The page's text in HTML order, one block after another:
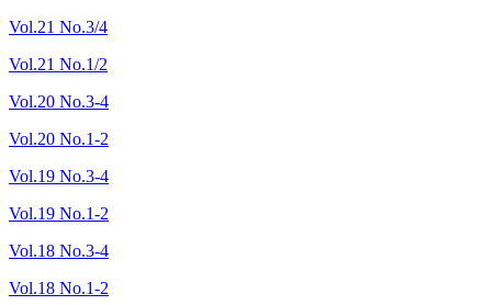
Vol.21 No.3/4
Vol.21 No.1/2
Vol.20 No.3-4
Vol.20 No.1-2
Vol.19 No.3-4
Vol.19 No.1-2
Vol.18 No.3-4
Vol.18 No.1-2